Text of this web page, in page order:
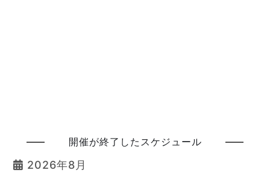
開催が終了したスケジュール
2026年8月